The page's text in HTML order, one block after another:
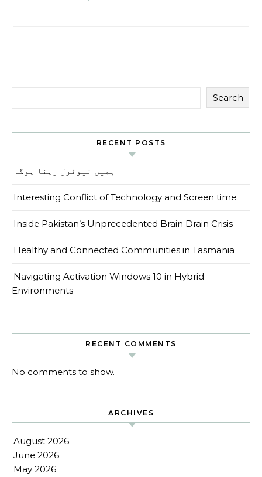
Search
RECENT POSTS
ہمیں نیوٹرل رہنا ہوگا
Interesting Conflict of Technology and Screen time
Inside Pakistan’s Unprecedented Brain Drain Crisis
Healthy and Connected Communities in Tasmania
Navigating Activation Windows 10 in Hybrid
Environments
RECENT COMMENTS
No comments to show.
ARCHIVES
August 2026
June 2026
May 2026